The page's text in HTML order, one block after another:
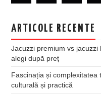
ARTICOLE RECENTE
Jacuzzi premium vs
alegi după preț
Fascinația și
culturală și practică